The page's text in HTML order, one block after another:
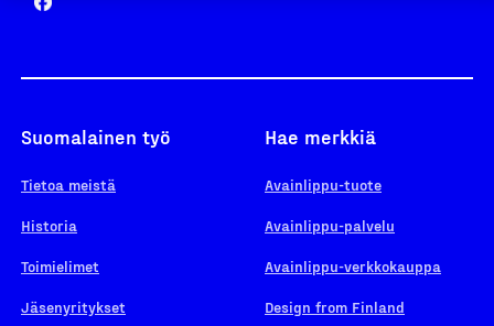
Suomalainen työ
Tietoa meistä
Historia
Toimielimet
Jäsenyritykset
Hae merkkiä
Avainlippu-tuote
Avainlippu-palvelu
Avainlippu-verkkokauppa
Design from Finland